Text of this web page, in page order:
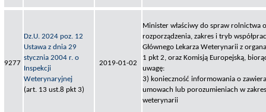
9277
Dz.U. 2024 poz. 12
Ustawa z dnia 29
stycznia 2004 r. o
Inspekcji
Weterynaryjnej
(art. 13 ust.8 pkt 3)
2019-01-02
Minister właściwy do spraw rolnictwa
rozporządzenia, zakres i tryb
Głównego Lekarza Weterynarii z
1 pkt 2, oraz Komisją Europejską,
uwagę:
3) konieczność informowania o
umowach lub porozumieniach w
weterynarii